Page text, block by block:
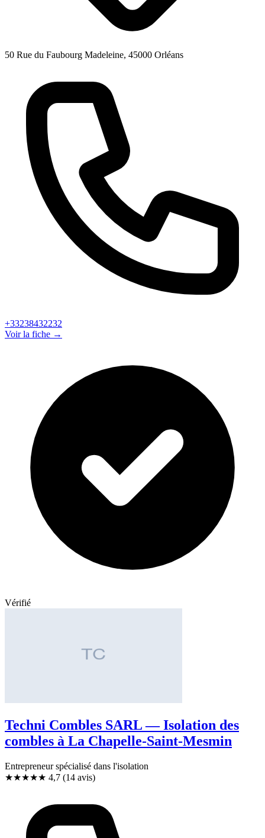
50 Rue du Faubourg Madeleine, 45000 Orléans
+33238432232
Voir la fiche →
Vérifié
Techni Combles SARL — Isolation des
combles à La Chapelle-Saint-Mesmin
Entrepreneur spécialisé dans l'isolation
★★★★★ 4,7 (14 avis)